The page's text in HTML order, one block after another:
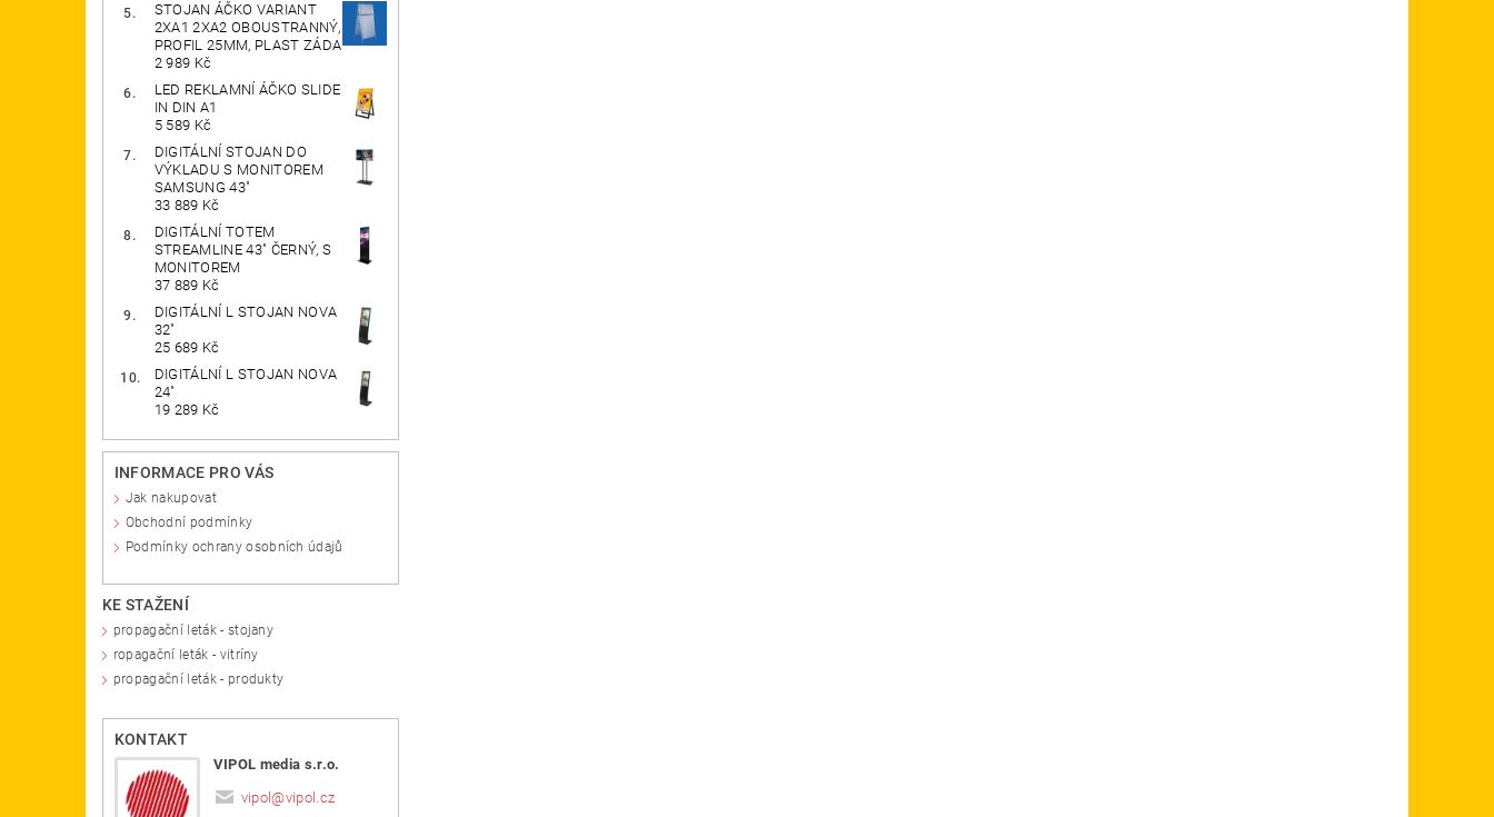
STOJAN ÁČKO VARIANT
2XA1 2XA2 OBOUSTRANNÝ,
PROFIL 25MM, PLAST ZÁDA
2 989 Kč
LED REKLAMNÍ ÁČKO SLIDE
IN DIN A1
5 589 Kč
DIGITÁLNÍ STOJAN DO
VÝKLADU S MONITOREM
SAMSUNG 43"
33 889 Kč
DIGITÁLNÍ TOTEM
STREAMLINE 43" ČERNÝ, S
MONITOREM
37 889 Kč
DIGITÁLNÍ L STOJAN NOVA
32"
25 689 Kč
DIGITÁLNÍ L STOJAN NOVA
24"
19 289 Kč
INFORMACE PRO VÁS
Jak nakupovat
Obchodní podmínky
Podmínky ochrany osobních údajů
KE STAŽENÍ
propagační leták - stojany
ropagační leták - vitríny
propagační leták - produkty
KONTAKT
VIPOL media s.r.o.
vipol@vipol.cz